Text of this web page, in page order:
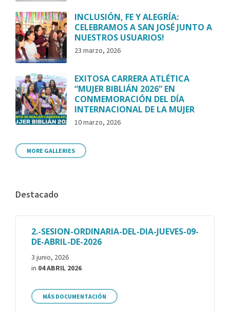
INCLUSIÓN, FE Y ALEGRÍA:
CELEBRAMOS A SAN JOSÉ JUNTO A
NUESTROS USUARIOS!
23 marzo, 2026
EXITOSA CARRERA ATLÉTICA
“MUJER BIBLIÁN 2026” EN
CONMEMORACIÓN DEL DÍA
INTERNACIONAL DE LA MUJER
10 marzo, 2026
MORE GALLERIES
Destacado
2.-SESION-ORDINARIA-DEL-DIA-JUEVES-09-
DE-ABRIL-DE-2026
3 junio, 2026
in 04 ABRIL 2026
MÁS DOCUMENTACIÓN